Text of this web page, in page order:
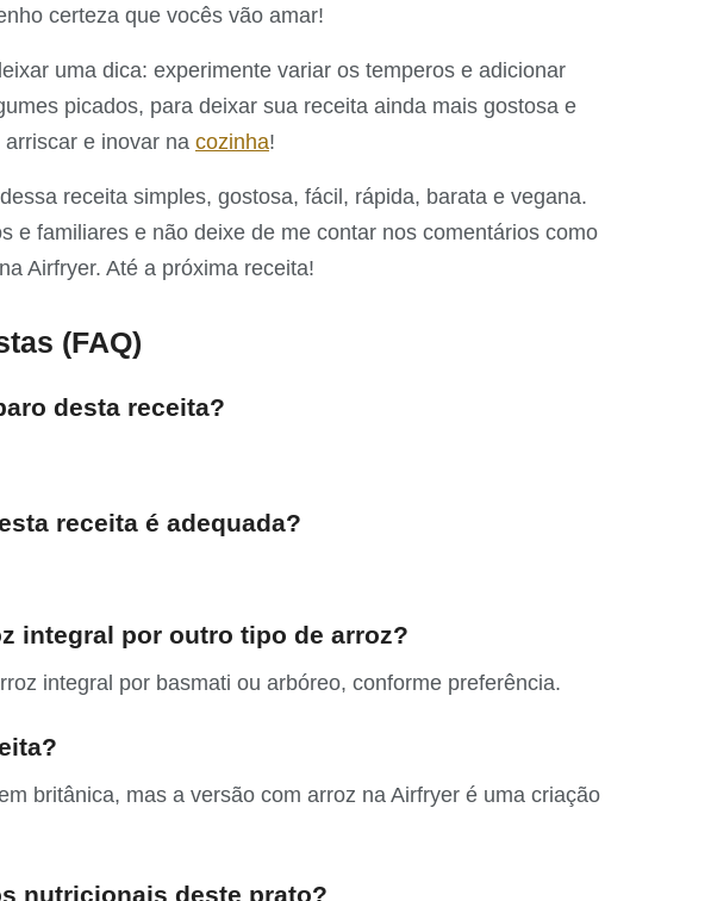
certeza que vocês vão amar!
uma dica: experimente variar os temperos e adicionar
picados, para deixar sua receita ainda mais gostosa e
e inovar na cozinha!
receita simples, gostosa, fácil, rápida, barata e vegana.
e familiares e não deixe de me contar nos comentários como
Airfryer. Até a próxima receita!
(FAQ)
desta receita?
receita é adequada?
integral por outro tipo de arroz?
integral por basmati ou arbóreo, conforme preferência.
britânica, mas a versão com arroz na Airfryer é uma criação
nutricionais deste prato?